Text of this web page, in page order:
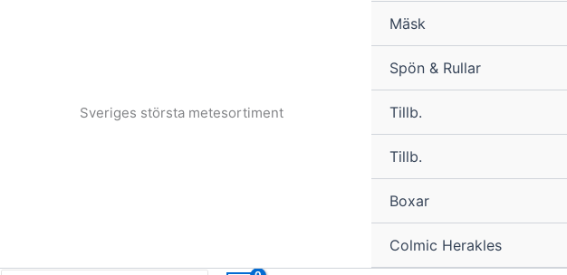
Sveriges största metesortiment
Mäsk
Spön & Rullar
Tillb.
Tillb.
Boxar
Colmic Herakles